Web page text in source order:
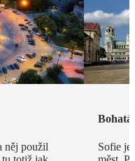
něj použil
Bohatá
Sofie je